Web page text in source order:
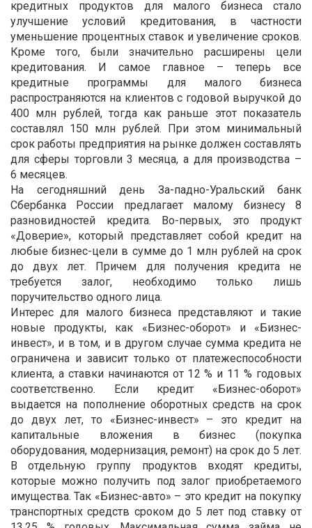
кредитных продуктов для малого бизнеса стало
улучшение условий кредитования, в частности
уменьшение процентных ставок и увеличение сроков.
Кроме того, были значительно расширены цели
кредитования. И самое главное – теперь все
кредитные программы для малого бизнеса
распространяются на клиентов с годовой выручкой до
400 млн рублей, тогда как раньше этот показатель
составлял 150 млн рублей. При этом минимальный
срок работы предприятия на рынке должен составлять
для сферы торговли 3 месяца, а для производства –
6 месяцев.
На сегодняшний день За-падно-Уральский банк
Сбербанка России предлагает малому бизнесу 8
разновидностей кредита. Во-первых, это продукт
«Доверие», который представляет собой кредит на
любые бизнес-цели в сумме до 1 млн рублей на срок
до двух лет. Причем для получения кредита не
требуется залог, необходимо только лишь
поручительство одного лица.
Интерес для малого бизнеса представляют и такие
новые продукты, как «Бизнес-оборот» и «Бизнес-
инвест», и в том, и в другом случае сумма кредита не
ограничена и зависит только от платежеспособности
клиента, а ставки начинаются от 12 % и 11 % годовых
соответственно. Если кредит «Бизнес-оборот»
выдается на пополнение оборотных средств на срок
до двух лет, то «Бизнес-инвест» – это кредит на
капитальные вложения в бизнес (покупка
оборудования, модернизация, ремонт) на срок до 5 лет.
В отдельную группу продуктов входят кредиты,
которые можно получить под залог приобретаемого
имущества. Так «Бизнес-авто» – это кредит на покупку
транспортных средств сроком до 5 лет под ставку от